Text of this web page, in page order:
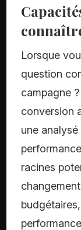
Lorsque
question
campagne
conversion
une
racines